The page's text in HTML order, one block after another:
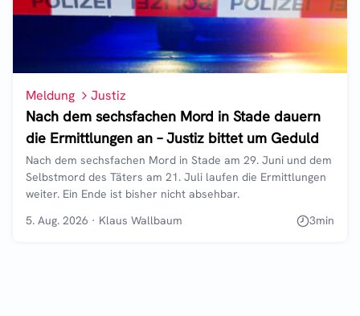
Meldung Justiz
Nach dem sechsfachen Mord in Stade dauern
die Ermittlungen an – Justiz bittet um Geduld
Nach dem sechsfachen Mord in Stade am 29. Juni und dem
Selbstmord des Täters am 21. Juli laufen die Ermittlungen
weiter. Ein Ende ist bisher nicht absehbar.
5. Aug. 2026 · Klaus Wallbaum 3min